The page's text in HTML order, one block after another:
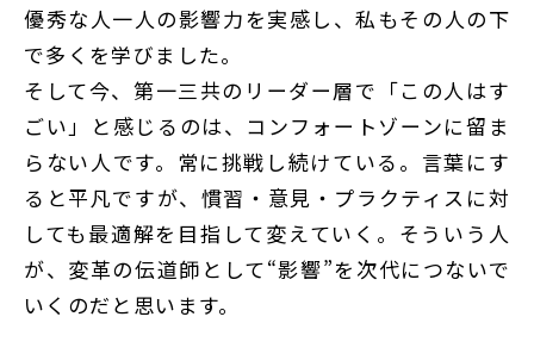
優秀な人一人の影響力を実感し、私もその人の下
で多くを学びました。
そして今、第一三共のリーダー層で「この人はす
ごい」と感じるのは、コンフォートゾーンに留ま
らない人です。常に挑戦し続けている。言葉にす
ると平凡ですが、慣習・意見・プラクティスに対
しても最適解を目指して変えていく。そういう人
が、変革の伝道師として“影響”を次代につないで
いくのだと思います。